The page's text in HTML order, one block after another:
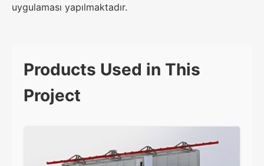
uygulaması yapılmaktadır.
Products Used in This
Project